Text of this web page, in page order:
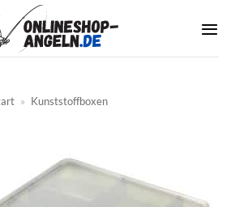
» Kunststoffboxen